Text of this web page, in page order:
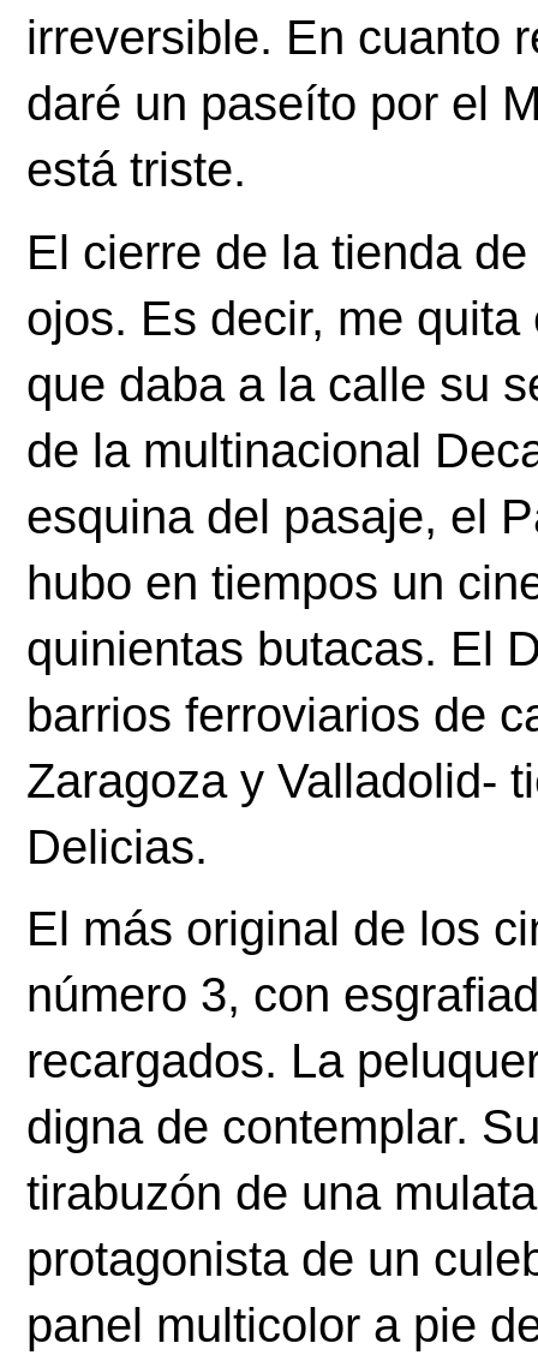
irreversible. En cuanto
daré un paseíto por el
está triste.
El cierre de la tienda
ojos. Es decir, me
que daba a la calle su
de la multinacional
esquina del pasaje, el
hubo en tiempos un
quinientas butacas. El
barrios ferroviarios de
Zaragoza y Valladolid-
Delicias.
El más original de los
número 3, con
recargados. La
digna de contemplar.
tirabuzón de una
protagonista de un
panel multicolor a pie